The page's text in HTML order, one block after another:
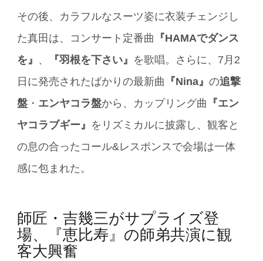
その後、カラフルなスーツ姿に衣装チェンジし
た真田は、コンサート定番曲
『HAMAでダンス
を』 、 『羽根を下さい』 を歌唱。さらに、7月2
日に発売されたばかりの最新曲
『Nina』の追撃
盤 ・ エンヤコラ盤から、カップリング曲
『エン
ヤコラブギー』 をリズミカルに披露し、観客と
の息の合ったコール&レスポンスで会場は一体
感に包まれた。
師匠・吉幾三がサプライズ登
場、『恵比寿』の師弟共演に観
客大興奮